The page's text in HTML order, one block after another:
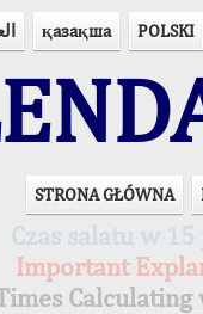
қазақша POLSKI
STRONA GŁÓWNA
Czas salatu w
Important